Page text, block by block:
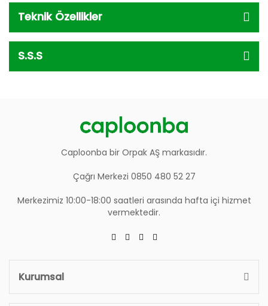
Teknik Özellikler
S.S.S
Caploonba bir Orpak AŞ markasıdır.
Çağrı Merkezi 0850 480 52 27
Merkezimiz 10:00-18:00 saatleri arasında hafta içi hizmet
vermektedir.
Kurumsal